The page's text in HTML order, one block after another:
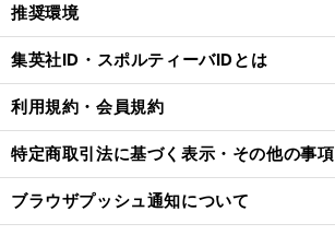
推奨環境
集英社ID・スポルティーバIDとは
利用規約・会員規約
特定商取引法に基づく表示・その他の事項
ブラウザプッシュ通知について